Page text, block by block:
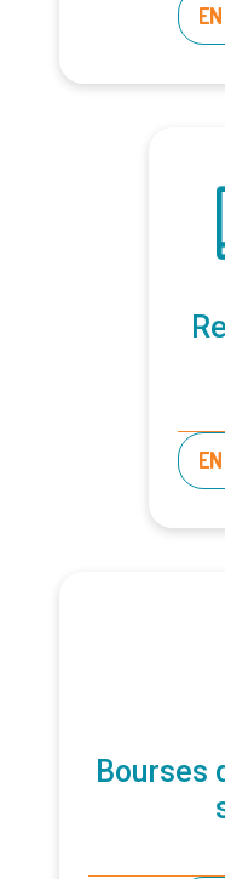
Bourses